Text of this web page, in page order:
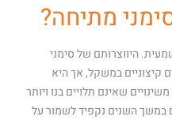
מתיחה?
היווצרותם של סימני
קיצוניים במשקל, אך היא
שאינם תלויים בנו ויותר
במשך השנים נקפיד לשמור על